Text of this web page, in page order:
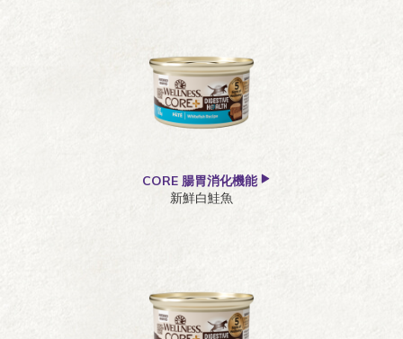
CORE 腸胃消化機能
新鮮白鮭魚